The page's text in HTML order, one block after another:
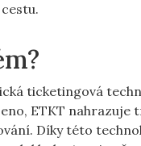
ticketingová
ETKT
Díky této